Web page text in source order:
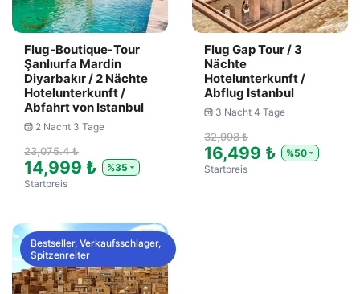
Flug-Boutique-Tour
Şanlıurfa Mardin
Diyarbakır / 2 Nächte
Hotelunterkunft /
Abfahrt von Istanbul
2 Nacht 3 Tage
23,075.4 ₺
14,999 ₺
%35
Startpreis
Flug Gap Tour / 3
Nächte
Hotelunterkunft /
Abflug Istanbul
3 Nacht 4 Tage
32,998 ₺
16,499 ₺
%50
Startpreis
Bestseller, Verkaufsschlager,
Spitzenreiter